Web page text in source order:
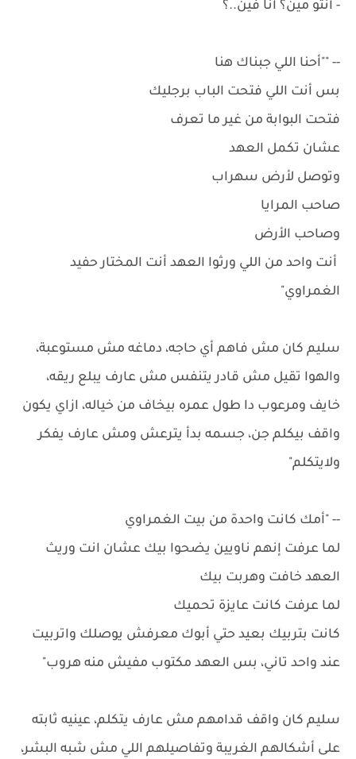
- أنتو مين؟ أنا فين..؟
-- ""أحنا اللي جبناك هنا
بس أنت اللي فتحت الباب برجليك
فتحت البوابة من غير ما تعرف
عشان تكمل العهد
وتوصل لأرض سهراب
صاحب المرايا
وصاحب الأرض
أنت واحد من اللي ورثوا العهد أنت المختار حفيد
الغمراوي"
سليم كان مش فاهم أي حاجه، دماغه مش مستوعبة،
والهوا تقيل مش قادر يتنفس مش عارف يبلع ريقه،
خايف ومرعوب دا طول عمره بيخاف من خياله، ازاي يكون
واقف بيكلم جن، جسمه بدأ يترعش ومش عارف يفكر
ولايتكلم"
-- "أمك كانت واحدة من بيت الغمراوي
لما عرفت إنهم ناويين يضحوا بيك عشان انت وريث
العهد خافت وهربت بيك
لما عرفت كانت عايزة تحميك
كانت بتربيك بعيد حتي أبوك معرفش يوصلك واتربيت
عند واحد تاني، بس العهد مكتوب مفيش منه هروب"
سليم كان واقف قدامهم مش عارف يتكلم، عينيه ثابته
على أشكالهم الغريبة وتفاصيلهم اللي مش شبه البشر،